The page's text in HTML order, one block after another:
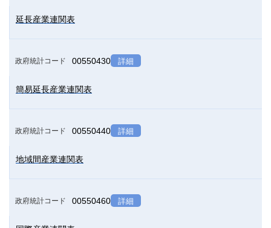
延長産業連関表
政府統計コード 00550430 詳細
簡易延長産業連関表
政府統計コード 00550440 詳細
地域間産業連関表
政府統計コード 00550460 詳細